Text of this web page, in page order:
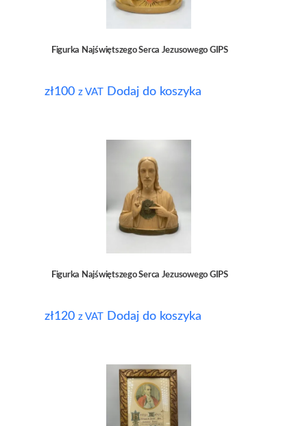
Figurka Najświętszego Serca Jezusowego GIPS
zł100 z VAT Dodaj do koszyka
Figurka Najświętszego Serca Jezusowego GIPS
zł120 z VAT Dodaj do koszyka